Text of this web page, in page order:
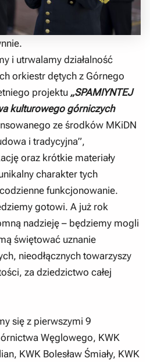
i utrwalamy działalność
orkiestr dętych z Górnego
projektu „SPAMIYNTEJ
kulturowego górniczych
ze środków MKiDN
i tradycyjna”,
oraz krótkie materiały
charakter tych
funkcjonowanie.
gotowi. A już rok
nadzieję – będziemy mogli
świętować uznanie
nieodłącznych towarzyszy
za dziedzictwo całej
się z pierwszymi 9
Węglowego, KWK
KWK Bolesław Śmiały, KWK